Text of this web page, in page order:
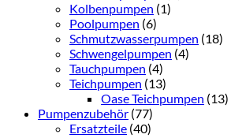
Kolbenpumpen (1)
Poolpumpen (6)
Schmutzwasserpumpen (18)
Schwengelpumpen (4)
Tauchpumpen (4)
Teichpumpen (13)
Oase Teichpumpen (13)
Pumpenzubehör (77)
Ersatzteile (40)